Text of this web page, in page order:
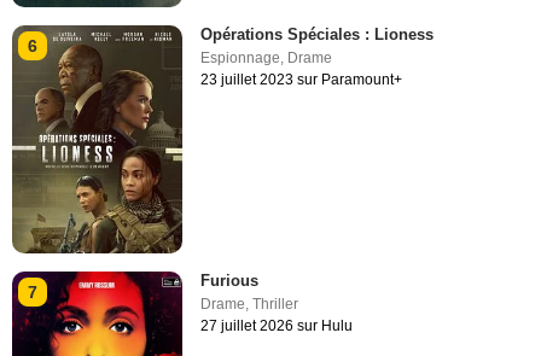
6
Opérations Spéciales : Lioness
Espionnage, Drame
23 juillet 2023 sur Paramount+
7
Furious
Drame ,Thriller
27 juillet 2026 sur Hulu